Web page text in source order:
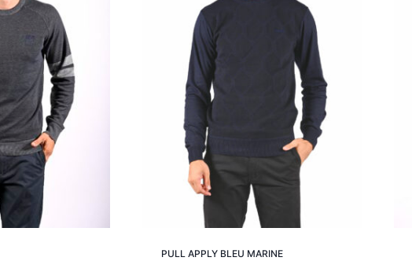
PULL APPLY BLEU MARINE